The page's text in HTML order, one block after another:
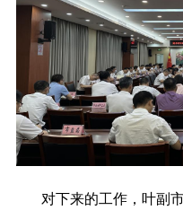
对下来的工作，叶副市